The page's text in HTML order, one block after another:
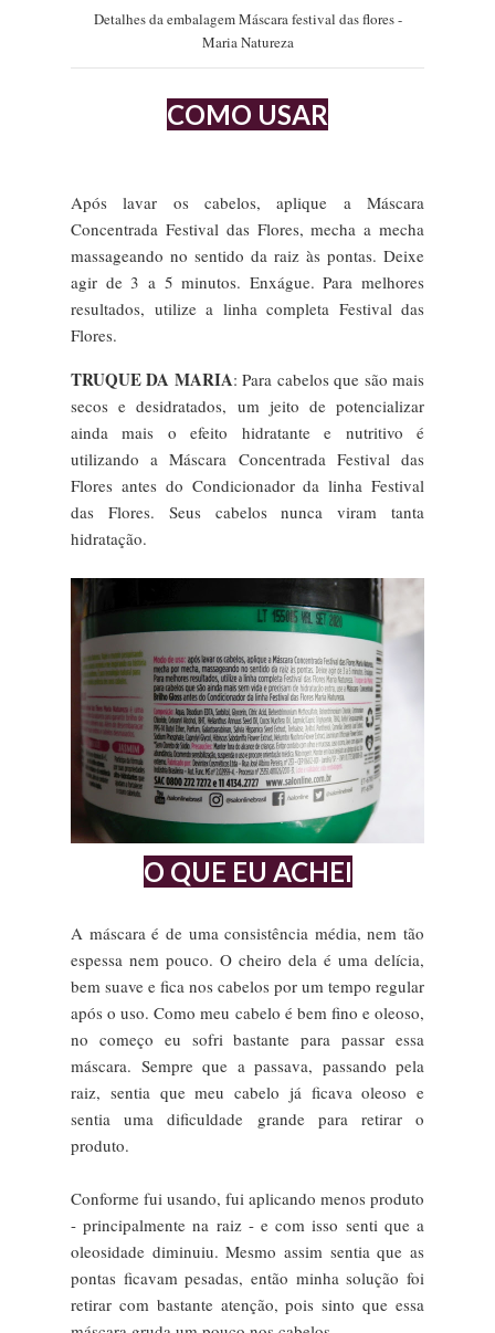
Detalhes da embalagem Máscara festival das flores -
Maria Natureza
COMO USAR
Após lavar os cabelos, aplique a Máscara
Concentrada Festival das Flores, mecha a mecha
massageando no sentido da raiz às pontas. Deixe
agir de 3 a 5 minutos. Enxágue. Para melhores
resultados, utilize a linha completa Festival das
Flores.
TRUQUE DA MARIA: Para cabelos que são mais
secos e desidratados, um jeito de potencializar
ainda mais o efeito hidratante e nutritivo é
utilizando a Máscara Concentrada Festival das
Flores antes do Condicionador da linha Festival
das Flores. Seus cabelos nunca viram tanta
hidratação.
O QUE EU ACHEI
A máscara é de uma consistência média, nem tão
espessa nem pouco. O cheiro dela é uma delícia,
bem suave e fica nos cabelos por um tempo regular
após o uso. Como meu cabelo é bem fino e oleoso,
no começo eu sofri bastante para passar essa
máscara. Sempre que a passava, passando pela
raiz, sentia que meu cabelo já ficava oleoso e
sentia uma dificuldade grande para retirar o
produto.
Conforme fui usando, fui aplicando menos produto
- principalmente na raiz - e com isso senti que a
oleosidade diminuiu. Mesmo assim sentia que as
pontas ficavam pesadas, então minha solução foi
retirar com bastante atenção, pois sinto que essa